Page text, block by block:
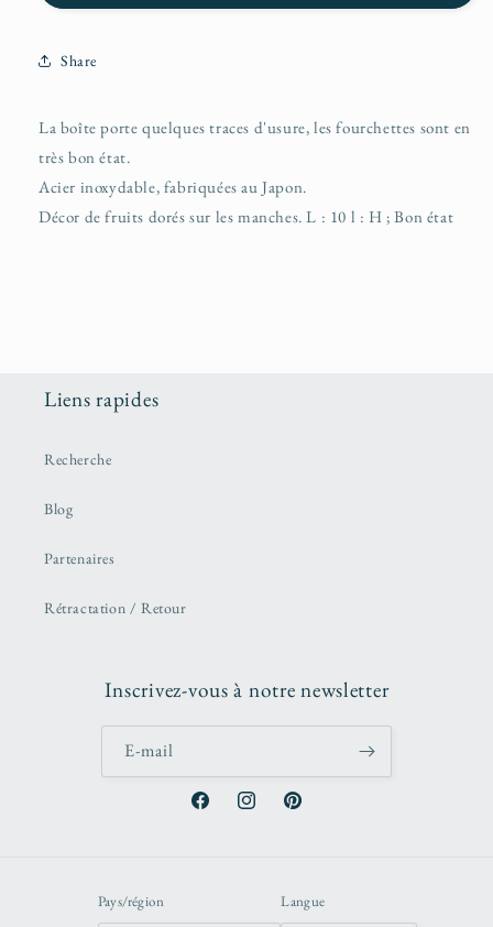
Share
La boîte porte quelques traces d'usure, les fourchettes sont en
très bon état.
Acier inoxydable, fabriquées au Japon.
Décor de fruits dorés sur les manches. L : 10 l : H ; Bon état
Liens rapides
Recherche
Blog
Partenaires
Rétractation / Retour
Inscrivez-vous à notre newsletter
E-mail
FacebookInstagramPinterest
Pays/région Langue